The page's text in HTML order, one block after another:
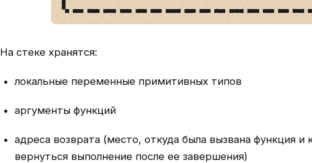
На стеке хранятся:
локальные переменные примитивных типов
аргументы функций
адреса возврата (место, откуда была вызвана функция и
вернуться выполнение после ее завершения)